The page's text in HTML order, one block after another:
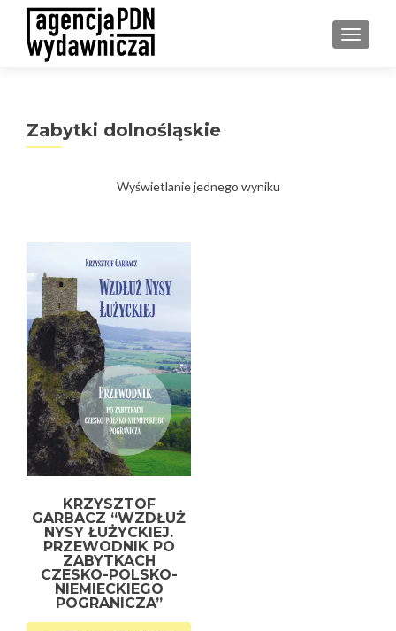
Zabytki dolnośląskie
Wyświetlanie jednego wyniku
KRZYSZTOF
GARBACZ “WZDŁUŻ
NYSY ŁUŻYCKIEJ.
PRZEWODNIK PO
ZABYTKACH
CZESKO-POLSKO-
NIEMIECKIEGO
POGRANICZA”